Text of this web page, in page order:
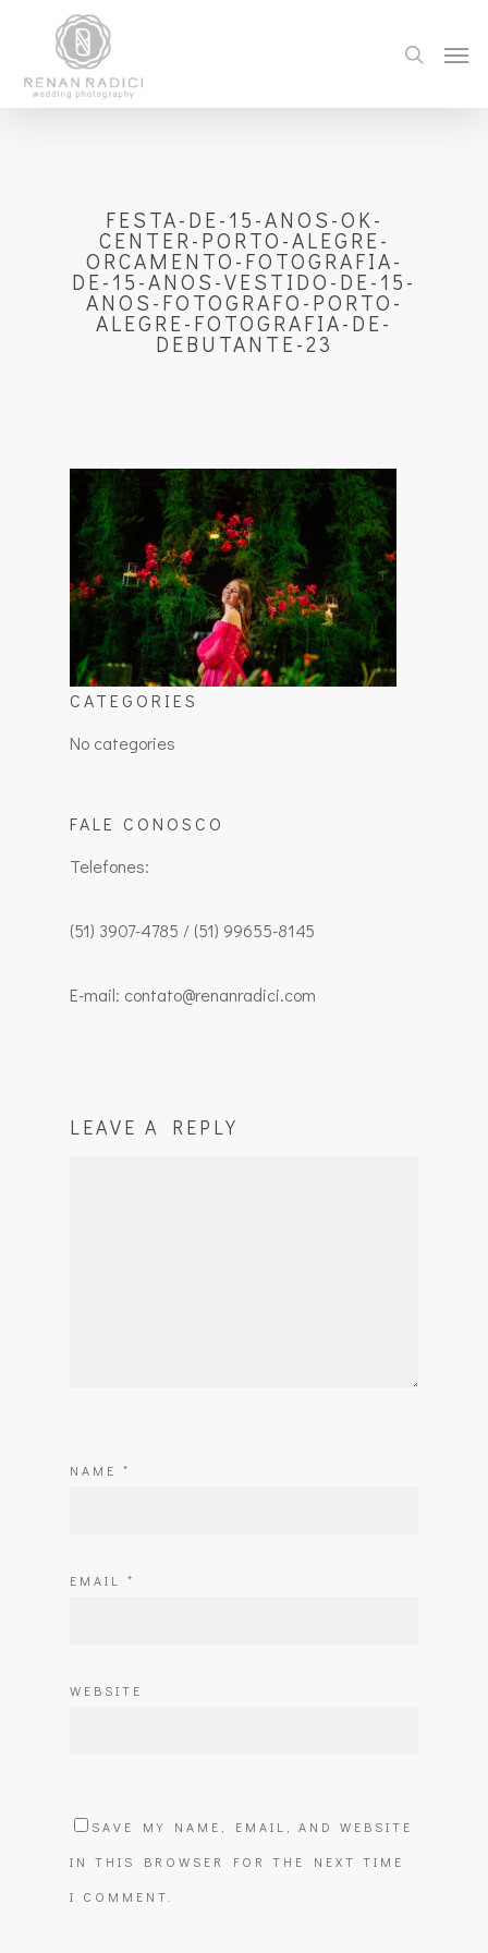
FESTA-DE-15-ANOS-OK-
CENTER-PORTO-ALEGRE-
ORCAMENTO-FOTOGRAFIA-
DE-15-ANOS-VESTIDO-DE-15-
ANOS-FOTOGRAFO-PORTO-
ALEGRE-FOTOGRAFIA-DE-
DEBUTANTE-23
CATEGORIES
No categories
FALE CONOSCO
Telefones:
(51) 3907-4785 / (51) 99655-8145
E-mail: contato@renanradici.com
LEAVE A REPLY
NAME *
EMAIL *
WEBSITE
SAVE MY NAME, EMAIL, AND WEBSITE
IN THIS BROWSER FOR THE NEXT TIME
I COMMENT.